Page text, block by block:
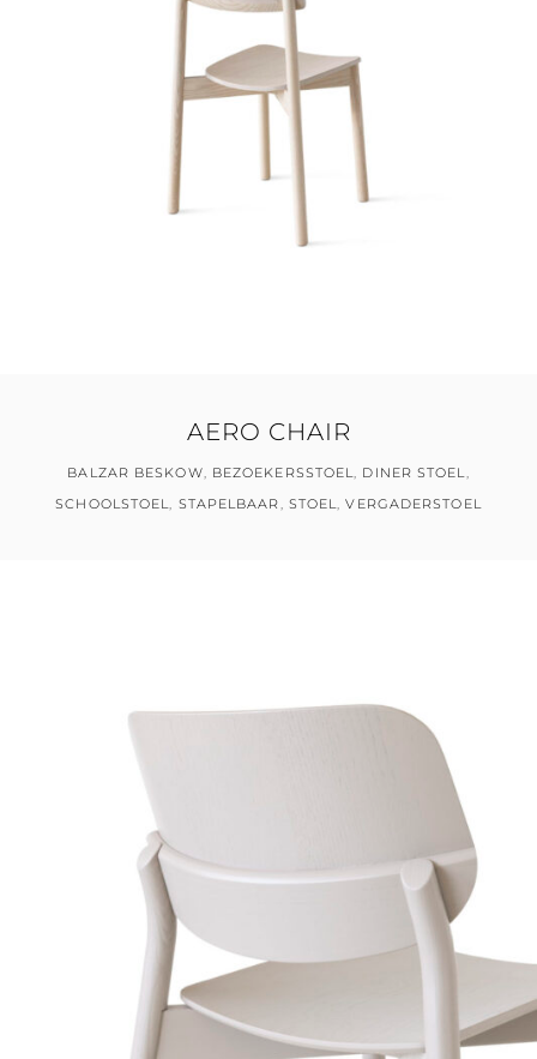
AERO CHAIR
BALZAR BESKOW, BEZOEKERSSTOEL, DINER STOEL,
SCHOOLSTOEL, STAPELBAAR, STOEL,VERGADERSTOEL